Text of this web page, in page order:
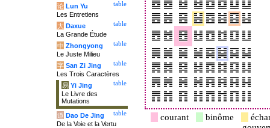
courant binôme
table
论 Lun Yu
Les Entretiens
table
大 Daxue
La Grande Étude
table
中 Zhongyong
Le Juste Milieu
table
字 San Zi Jing
Les Trois Caractères
table
易 Yi Jing
Le Livre des
Mutations
table
道 Dao De Jing
De la Voie et la Vertu